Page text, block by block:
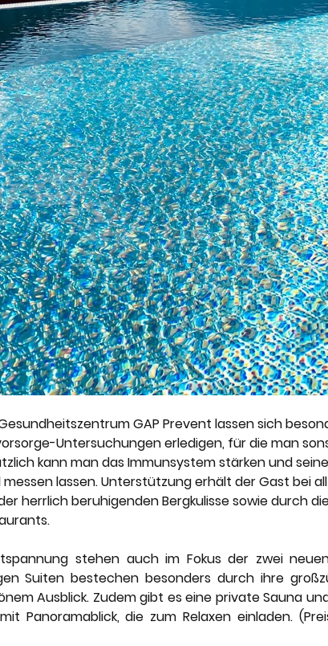
GAP Prevent lassen sich
Untersuchungen erledigen, für die man
kann man das Immunsystem stärken und seine
lassen. Unterstützung erhält der Gast bei all
herrlich beruhigenden Bergkulisse sowie durch
stehen auch im Fokus der zwei
Suiten bestechen besonders durch ihre
Ausblick. Zudem gibt es eine private Sauna
Panoramablick, die zum Relaxen einladen.